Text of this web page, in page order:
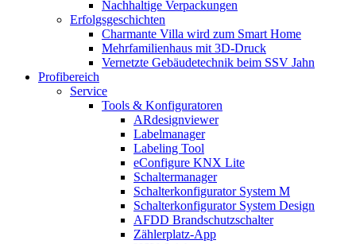
Nachhaltige Verpackungen
Erfolgsgeschichten
Charmante Villa wird zum Smart Home
Mehrfamilienhaus mit 3D-Druck
Vernetzte Gebäudetechnik beim SSV Jahn
Profibereich
Service
Tools & Konfiguratoren
ARdesignviewer
Labelmanager
Labeling Tool
eConfigure KNX Lite
Schaltermanager
Schalterkonfigurator System M
Schalterkonfigurator System Design
AFDD Brandschutzschalter
Zählerplatz-App